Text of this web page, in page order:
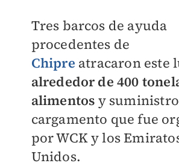
Tres barcos de ayuda
procedentes de
Chipre atracaron este
alrededor de 400
alimentos y
cargamento que fue
por WCK y los
Unidos.